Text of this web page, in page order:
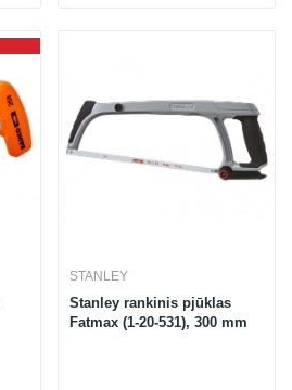
STANLEY
Stanley rankinis pjūklas
Fatmax (1-20-531), 300 mm